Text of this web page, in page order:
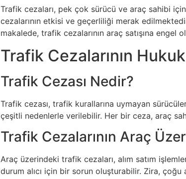
Trafik cezaları, pek çok sürücü ve araç sahibi
cezalarının etkisi ve geçerliliği merak
makalede, trafik cezalarının araç satışına engel
Trafik Cezalarının
Trafik Cezası Nedir?
Trafik cezası, trafik kurallarına uymayan
çeşitli nedenlerle verilebilir. Her bir ceza, araç
Trafik Cezalarının Araç
Araç üzerindeki trafik cezaları, alım satım
durum alıcı için bir sorun oluşturabilir. Zira, çoğu